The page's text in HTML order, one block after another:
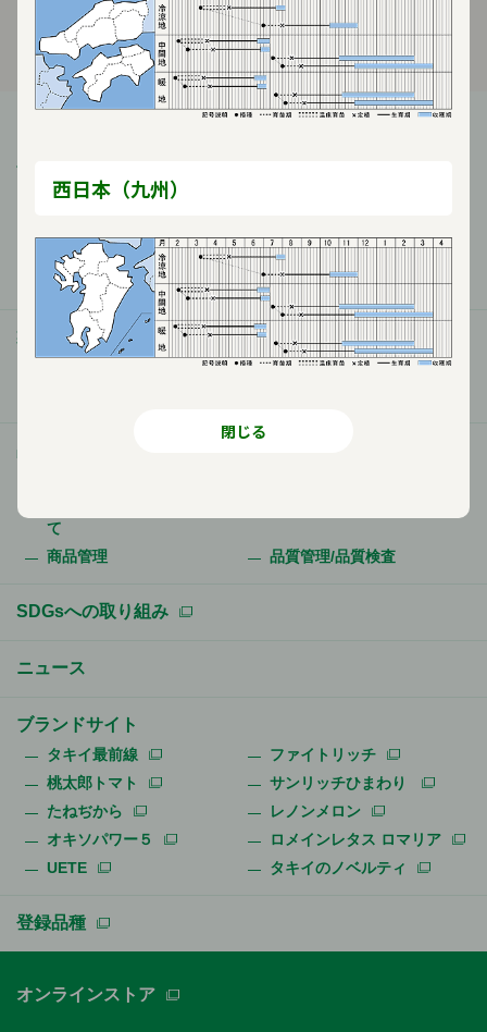
一覧へ戻る
西日本（九州）
閉じる
会社案内
ご挨拶
事業所案内
アクセス
受賞歴
製品情報
花
品質
て
商品管理 品質管理/品質検査
SDGsへの取り組み
ニュース
ブランドサイト
タキイ最前線
ファイトリッチ
桃太郎トマト
サンリッチひまわり
たねぢから
レノンメロン
オキソパワー５
ロメインレタス ロマリア
UETE
タキイのノベルティ
登録品種
オンラインストア